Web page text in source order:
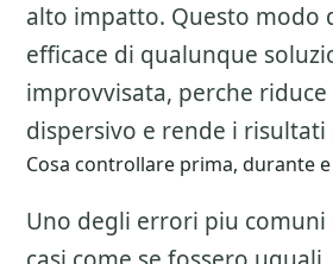
alto impatto. Questo modo
efficace di qualunque
improvvisata, perche
dispersivo e rende i
Cosa controllare prima, durante
Uno degli errori piu